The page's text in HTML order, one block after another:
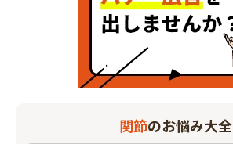
関節のお悩み大全